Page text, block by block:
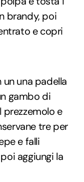
brandy, poi
e copri
un una padella
gambo di
e
tre per
e falli
aggiungi la